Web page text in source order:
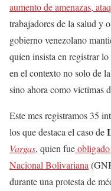
aumento de amenazas,
trabajadores de la salud y
gobierno venezolano
quien insista en registrar
en el contexto no solo de
sino ahora como víctimas
Este mes registramos 35
los que destaca el caso de
Vargas, quien fue
Nacional Bolivariana
durante una protesta de